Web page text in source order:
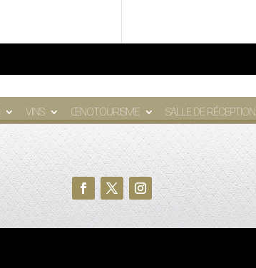
VINS ŒNOTOURISME SALLE DE RÉCEPTION